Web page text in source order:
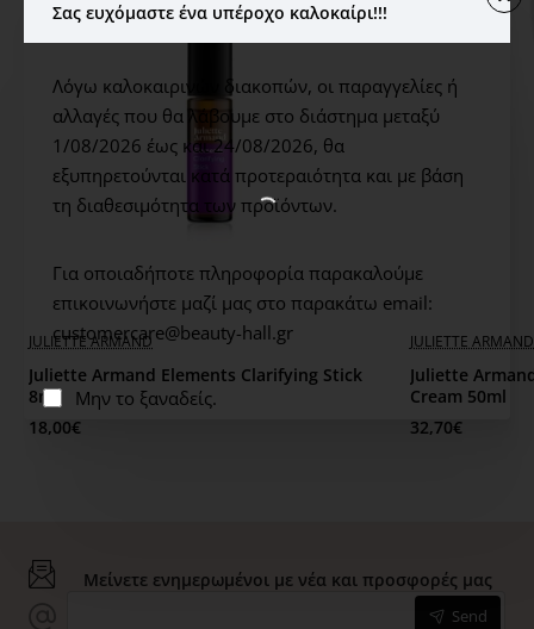
Σας ευχόμαστε ένα υπέροχο καλοκαίρι!!!
Λόγω καλοκαιρινών διακοπών, οι παραγγελίες ή
αλλαγές που θα λάβουμε στο διάστημα μεταξύ
1/08/2026 έως και 24/08/2026, θα
εξυπηρετούνται κατά προτεραιότητα και με βάση
τη διαθεσιμότητα των προϊόντων.
Για οποιαδήποτε πληροφορία παρακαλούμε
επικοινωνήστε μαζί μας στο παρακάτω email:
customercare@beauty-hall.gr
Μην το ξαναδείς.
Beauty Tip: Δεν πρέπει ποτέ να αφήσεις μια μάσκα
μάσκα ξεκινάει να ξεραίνεται, τότε ασκείται πίεση στα
τριχοειδή αγγεία, ενώ η ροή του αίματος διεγείρεται
επειδή η μάσκα ψύχεται και συστέλλεται. Στη συνέχεια,
όταν η μάσκα ξεραθεί τελείως η υγρασία που αντλείται
από την επιφάνεια του δέρματος σου, μπορεί να
λοιπόν να βάλεις την κρέμα προσώπου σου αμέσως
μετά, η οποία θα επαναφέρει την υγρασία που
χρειάζεσαι!
JULIETTE ARMAND
Juliette Armand Elements Clarifying Stick
8ml
18,00€
JULIETTE ARMAND
Juliette
Cream 50ml
32,70€
Μείνετε ενημερωμένοι με νέα και προσφορές μας
Send